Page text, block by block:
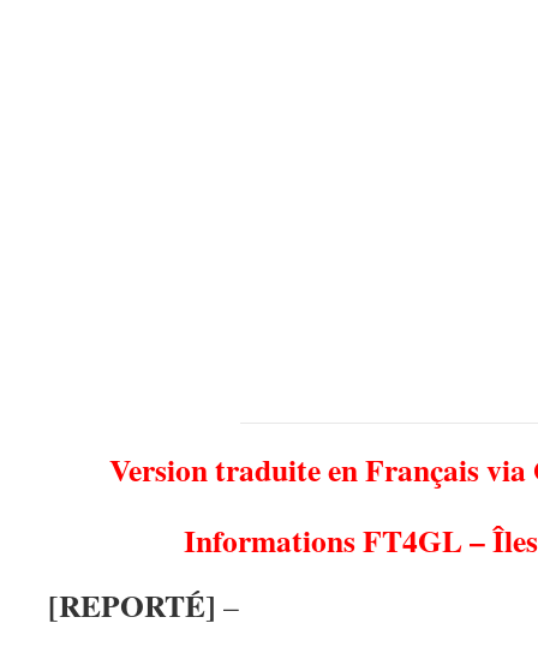
Version traduite en Français via
Informations FT4GL –
[REPORTÉ] –